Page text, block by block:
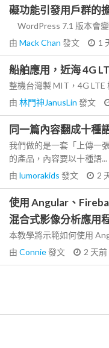
礙功能引發用戶群的
WordPress 7.1 版本會
由 Mack Chan 發文 1
船舶應用，近海 4G
整機台灣製 MIT，4G LTE
由 林門神JanusLin 發文
同一篇內容翻成十種
我們做的是一套「上傳一
的產品，內容要以十種語...
由 lumorakids 發文 2
使用 Angular、
混合式影像分析應用
本教學將示範如何使用
由 Connie發文 2 天前